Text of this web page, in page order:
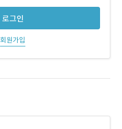
로그인
회원가입